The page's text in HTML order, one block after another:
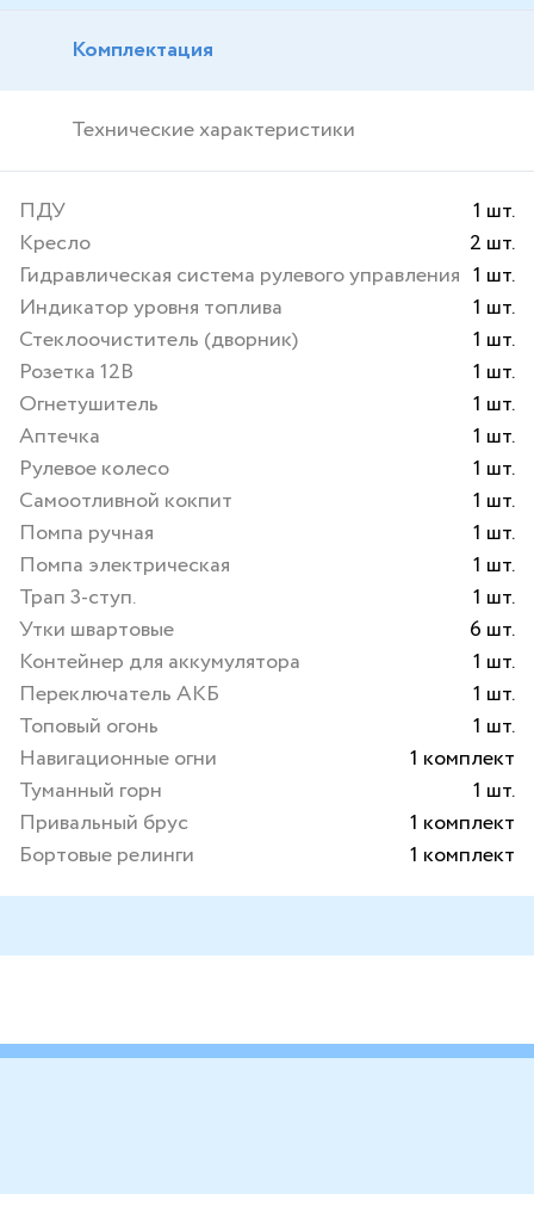
Комплектация
Технические характеристики
ПДУ
1 шт.
Кресло
2 шт.
Гидравлическая система рулевого управления 1 шт.
Индикатор уровня топлива
1 шт.
Стеклоочиститель (дворник)
1 шт.
Розетка 12В
1 шт.
Огнетушитель
1 шт.
Аптечка
1 шт.
Рулевое колесо
1 шт.
Самоотливной кокпит
1 шт.
Помпа ручная
1 шт.
Помпа электрическая
1 шт.
Трап 3-ступ.
1 шт.
Утки швартовые
6 шт.
Контейнер для аккумулятора
1 шт.
Переключатель АКБ
1 шт.
Топовый огонь
1 шт.
Навигационные огни
1 комплект
Туманный горн
1 шт.
Привальный брус
1 комплект
Бортовые релинги
1 комплект